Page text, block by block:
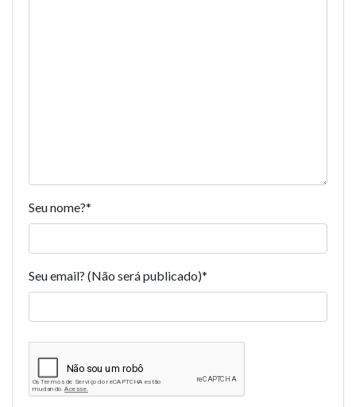
Seu nome?*
Seu email? (Não será publicado)*